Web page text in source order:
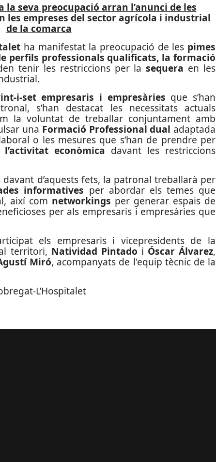
seva preocupació arran l’anunci de les
les empreses del sector agrícola i industrial
de la comarca
ha manifestat la preocupació de les pimes
perfils professionals qualificats, la formació
tenir les restriccions per lasequera en les
i-set empresaris i empresàries que s’han
s’han destacat les necessitats actuals
la voluntat de treballar conjuntament amb
una Formació Professional dual adaptada
o les mesures que s’han de prendre per
econòmica davant les restriccions
davant d’aquests fets, la patronal treballarà per
informatives per abordar els temes que
així com networkings per generar espais de
per als empresaris i empresàries que
els empresaris i vicepresidents de la
territori, Natividad Pintado i Óscar Álvarez,
Miró, acompanyats de l'equip tècnic de la
L’Hospitalet